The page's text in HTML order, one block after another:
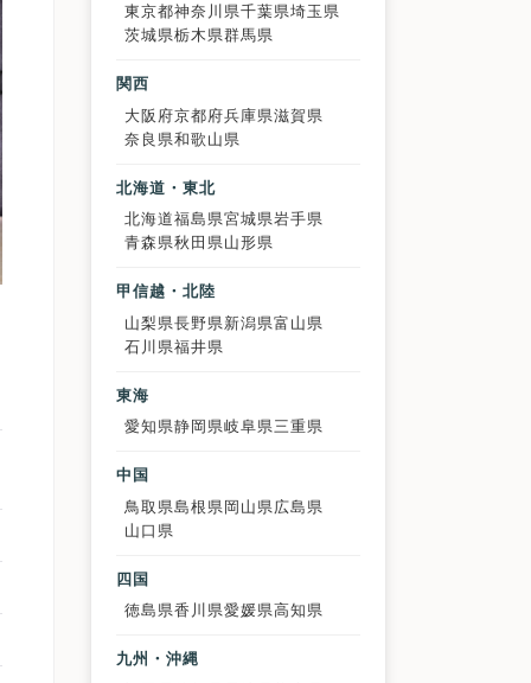
東京都神奈川県千葉県埼玉県
茨城県栃木県群馬県
関西
大阪府京都府兵庫県滋賀県
奈良県和歌山県
北海道・東北
北海道福島県宮城県岩手県
青森県秋田県山形県
甲信越・北陸
山梨県長野県 新潟県富山県
石川県福井県
東海
愛知県静岡県岐阜県三重県
中国
鳥取県島根県 岡山県 広島県
山口県
四国
徳島県香川県愛媛県高知県
九州・沖縄